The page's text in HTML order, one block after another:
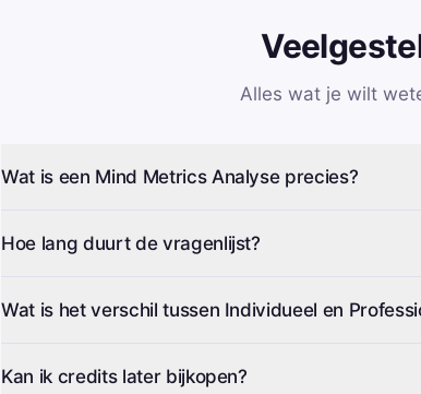
Alles wat je wilt
Wat is een Mind Metrics Analyse precies?
Hoe lang duurt de vragenlijst?
Wat is het verschil tussen Individueel en
Kan ik credits later bijkopen?